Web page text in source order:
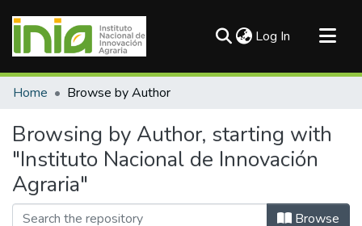
Log In (current)
Communities & Collections
Home Browse by Author
Browsing by Author, starting with
"Instituto Nacional de Innovación
Agraria"
Browse